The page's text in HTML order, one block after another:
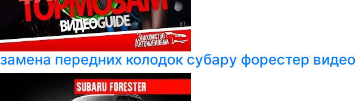
замена передних колодок субару форестер видео